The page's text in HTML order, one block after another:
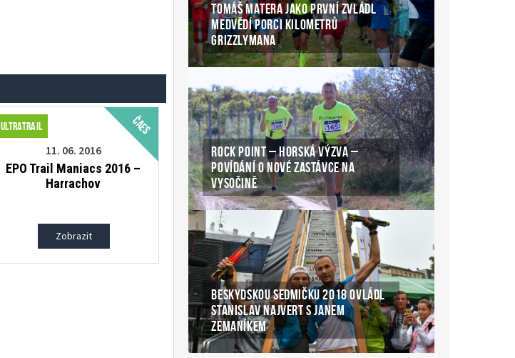
Ultratrail
11. 06. 2016
EPO Trail Maniacs 2016 –
Harrachov
ČAES
Zobrazit
TOMÁŠ MATERA JAKO PRVNÍ ZVLÁDL
MEDVĚDÍ PORCI KILOMETRŮ
GRIZZLYMANA
ROCK POINT – HORSKÁ VÝZVA –
POVÍDÁNÍ O NOVÉ ZASTÁVCE NA
VYSOČINĚ
BESKYDSKOU SEDMIČKU 2018 OVLÁDL
STANISLAV NAJVERT S JANEM
ZEMANÍKEM